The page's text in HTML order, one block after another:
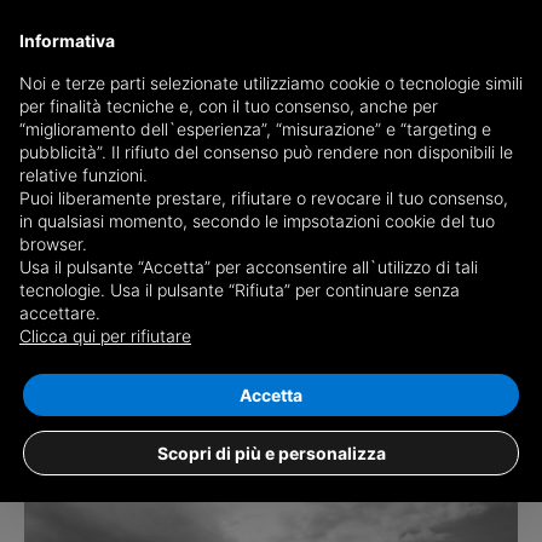
Scegli il giornale che vuoi sfogliare
AOSTA
Informativa
Noi e terze parti selezionate utilizziamo cookie o tecnologie simili
per finalità tecniche e, con il tuo consenso, anche per
“miglioramento dell`esperienza”, “misurazione” e “targeting e
pubblicità”. Il rifiuto del consenso può rendere non disponibili le
relative funzioni.
Puoi liberamente prestare, rifiutare o revocare il tuo consenso,
in qualsiasi momento, secondo le impsotazioni cookie del tuo
browser.
Usa il pulsante “Accetta” per acconsentire all`utilizzo di tali
tecnologie. Usa il pulsante “Rifiuta” per continuare senza
accettare.
Clicca qui per rifiutare
Scopri di più e personalizza
Accetta